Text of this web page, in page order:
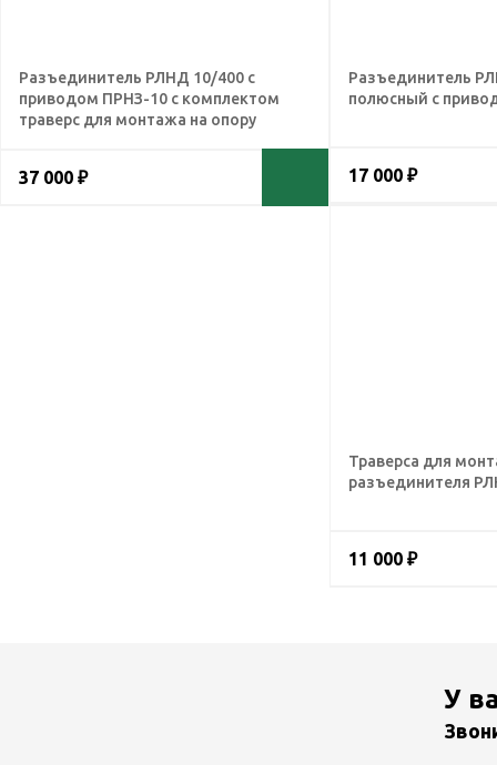
Разъединитель РЛНД 10/400 с
приводом ПРНЗ-10 с комплектом
траверс для монтажа на опору
37 000 ₽
Разъединитель
полюсный с
17 000 ₽
Траверса для
разъединителя
11 000 ₽
У